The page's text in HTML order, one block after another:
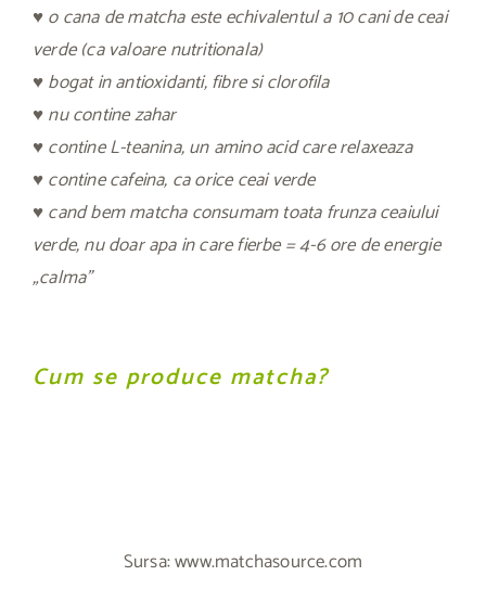
♥ o cana de matcha este echivalentul a 10 cani de ceai
verde (ca valoare nutritionala)
♥ bogat in antioxidanti, fibre si clorofila
♥ nu contine zahar
♥ contine L-teanina, un amino acid care relaxeaza
♥ contine cafeina, ca orice ceai verde
♥ cand bem matcha consumam toata frunza ceaiului
verde, nu doar apa in care fierbe = 4-6 ore de energie
„calma”
Cum se produce matcha?
Sursa: www.matchasource.com